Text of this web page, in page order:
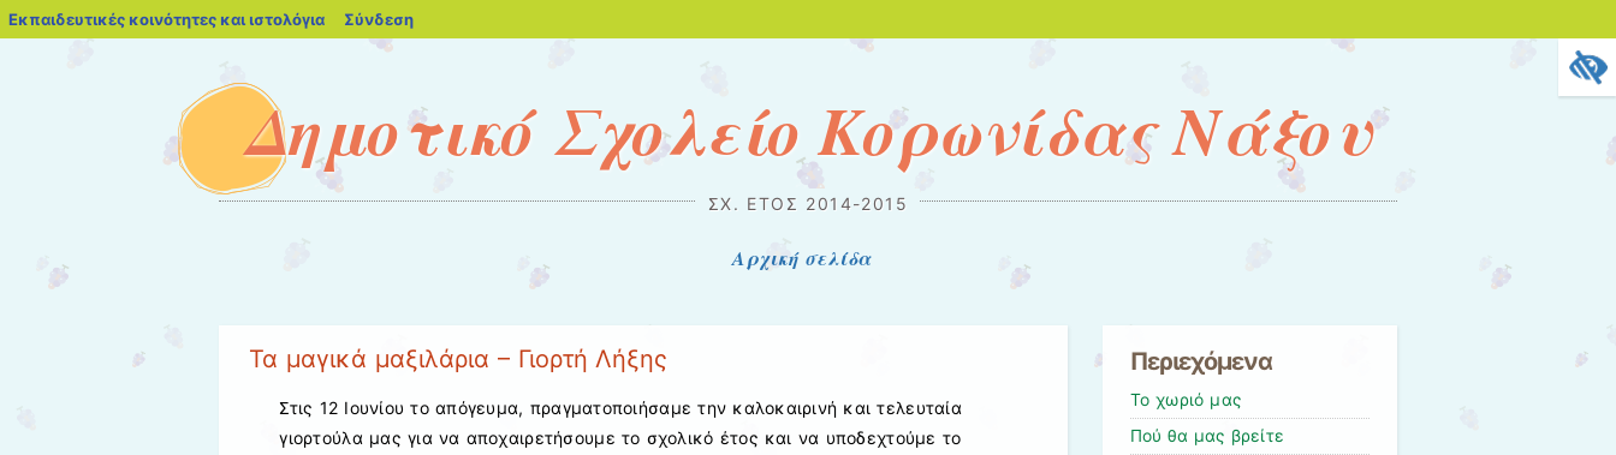
Εκπαιδευτικές κοινότητες και ιστολόγια blogs.sch.gr
Σύνδεση
Δημοτικό Σχολείο Κορωνίδας Νάξου
ΣΧ. ΈΤΟΣ 2014-2015
Αρχική σελίδα
Τα μαγικά μαξιλάρια – Γιορτή Λήξης
Στις 12 Ιουνίου το απόγευμα, πραγματοποιήσαμε την καλοκαιρινή και τελευταία
γιορτούλα μας για να αποχαιρετήσουμε το σχολικό έτος και να υποδεχτούμε το
Περιεχόμενα
Το χωριό μας
Πού θα μας βρείτε